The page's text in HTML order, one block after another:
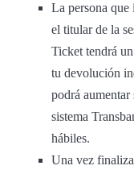
La persona que
el titular de la
Ticket tendrá
tu devolución
podrá
sistema
hábiles.
Una vez